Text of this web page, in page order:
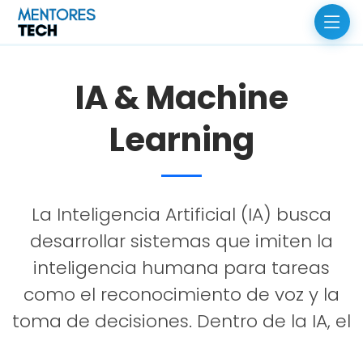
IA & Machine
Learning
La Inteligencia Artificial (IA) busca
desarrollar sistemas que imiten la
inteligencia humana para tareas
como el reconocimiento de voz y la
toma de decisiones. Dentro de la IA, el